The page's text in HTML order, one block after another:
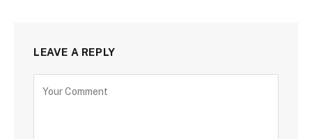
LEAVE A REPLY